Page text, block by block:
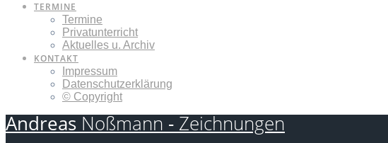
TERMINE
Termine
Privatunterricht
Aktuelles u. Archiv
KONTAKT
Impressum
Datenschutzerklärung
© Copyright
Andreas Noßmann - Zeichnungen